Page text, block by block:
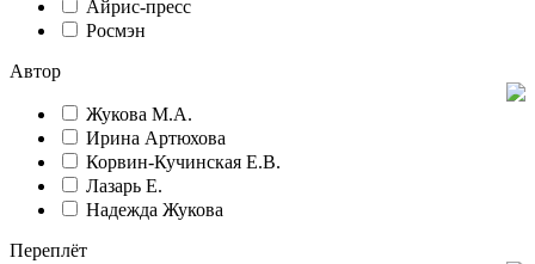
Айрис-пресс
Росмэн
Автор
Жукова М.А.
Ирина Артюхова
Корвин-Кучинская Е.В.
Лазарь Е.
Надежда Жукова
Переплёт